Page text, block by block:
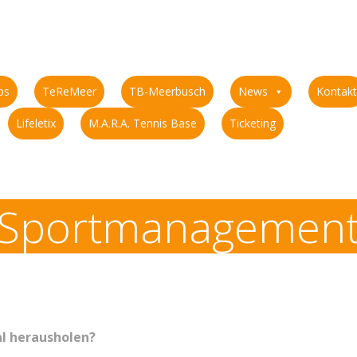
TeReMeer TB-Meerbusch News Kontakt
Lifeletix M.A.R.A. Tennis Base Ticketing
herausholen?